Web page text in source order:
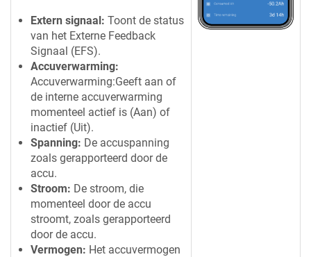
Extern signaal: Toont de status
van het Externe Feedback
Signaal (EFS).
Accuverwarming:
Accuverwarming:Geeft aan of
de interne accuverwarming
momenteel actief is (Aan) of
inactief (Uit).
Spanning: De accuspanning
zoals gerapporteerd door de
accu.
Stroom: De stroom, die
momenteel door de accu
stroomt, zoals gerapporteerd
door de accu.
Vermogen: Het accuvermogen